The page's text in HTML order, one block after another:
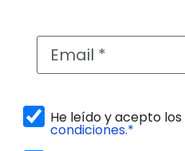
He leído y acepto los
condiciones.*